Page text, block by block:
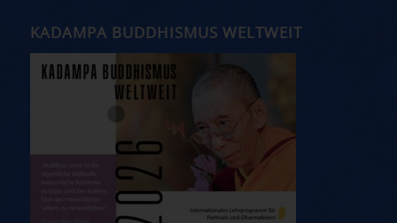
KADAMPA BUDDHISMUS WELTWEIT